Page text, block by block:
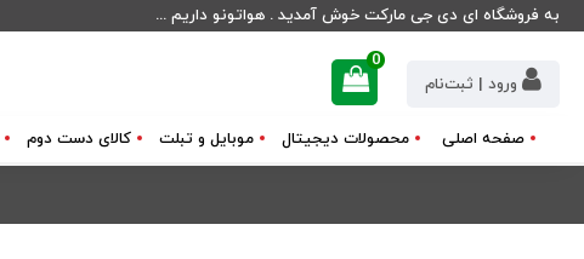
به فروشگاه ای دی جی مارکت خوش آمدید . هواتونو داریم ...
ورود | ثبت‌نام
0
صفحه اصلی محصولات دیجیتال موبایل و تبلت کالای دست دوم